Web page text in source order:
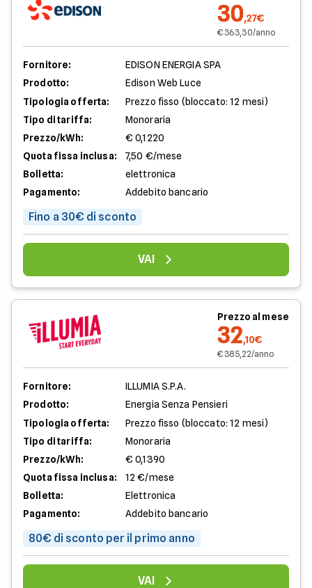
30,27€
€ 363,30/anno
Fornitore:
EDISON ENERGIA SPA
Prodotto:
Edison Web Luce
Tipologia offerta:
Prezzo fisso (bloccato: 12 mesi)
Tipo di tariffa:
Monoraria
Prezzo/kWh:
€ 0,1220
Quota fissa inclusa:
7,50 €/mese
Bolletta:
elettronica
Pagamento:
Addebito bancario
Fino a 30€ di sconto
VAI
Prezzo al mese
32,10€
€ 385,22/anno
Fornitore:
ILLUMIA S.P.A.
Prodotto:
Energia Senza Pensieri
Tipologia offerta:
Prezzo fisso (bloccato: 12 mesi)
Tipo di tariffa:
Monoraria
Prezzo/kWh:
€ 0,1390
Quota fissa inclusa:
12 €/mese
Bolletta:
Elettronica
Pagamento:
Addebito bancario
80€ di sconto per il primo anno
VAI